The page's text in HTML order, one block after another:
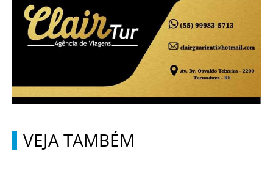
VEJA TAMBÉM